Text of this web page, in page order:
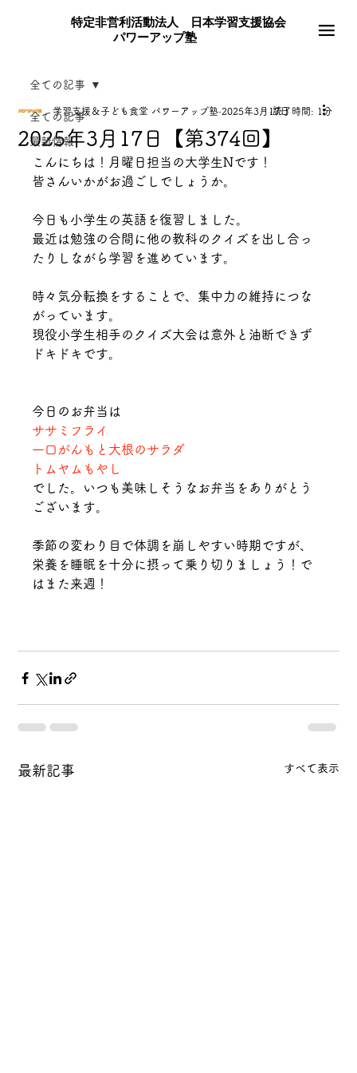
特定非営利活動法人 日本学習支援協会
パワーアップ塾
全ての記事
最新情報
全ての記事
2025年3月17日【第374回】
学習支援＆子ども食堂 パワーアップ塾 2025年3月17日読了時間: 1分
こんにちは！月曜日担当の大学生Nです！
皆さんいかがお過ごしでしょうか。
今日も小学生の英語を復習しました。
最近は勉強の合間に他の教科のクイズを出し合っ
たりしながら学習を進めています。
時々気分転換をすることで、集中力の維持につな
がっています。
現役小学生相手のクイズ大会は意外と油断できず
ドキドキです。
今日のお弁当は
ササミフライ
一口がんもと大根のサラダ
トムヤムもやし
でした。いつも美味しそうなお弁当をありがとう
ございます。
季節の変わり目で体調を崩しやすい時期ですが、
栄養を睡眠を十分に摂って乗り切りましょう！で
はまた来週！
最新記事 すべて表示